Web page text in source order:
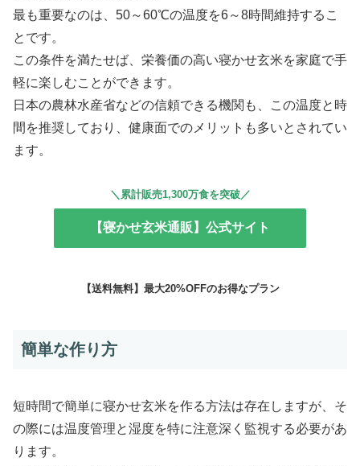
最も重要なのは、50～60℃の温度を6～8時間維持するこ
とです。
この条件を満たせば、栄養価の高い寝かせ玄米を家庭で手
軽に楽しむことができます。
日本の農林水産省などの信頼できる機関も、この温度と時
間を推奨しており、健康面でのメリットも多いとされてい
ます。
＼累計販売1,300万食を突破／
【寝かせ玄米通販】公式サイト
【送料無料】最大20%OFFのお得なプラン
簡単な作り方
短時間で簡単に寝かせ玄米を作る方法は存在しますが、そ
の際には温度管理と湿度を特に注意深く監視する必要があ
ります。